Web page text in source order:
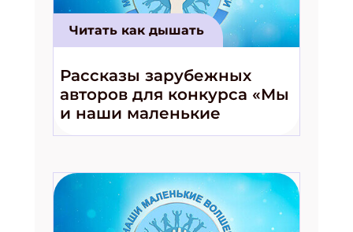
Читать как дышать
Рассказы зарубежных
авторов для конкурса «Мы
и наши маленькие
волшебники!»
Подпишись на рассылку
Укажите имя
Укажите Ваш Email